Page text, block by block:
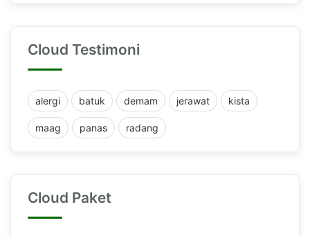
Cloud Testimoni
alergi batuk demam jerawat kista
maag panas radang
Cloud Paket